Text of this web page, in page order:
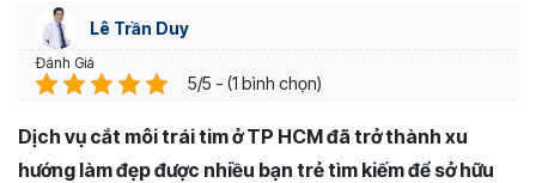
Lê Trần Duy
Đánh Giá
5/5 - (1 bình chọn)
Dịch vụ cắt môi trái tim ở TP HCM đã trở thành xu
hướng làm đẹp được nhiều bạn trẻ tìm kiếm để sở hữu